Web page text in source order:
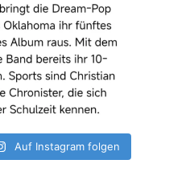
Auf Instagram folgen